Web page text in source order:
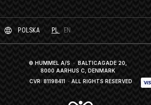
POLSKA PL EN
© HUMMEL A/S · BALTICAGADE 20,
8000 AARHUS C, DENMARK
CVR: 81198411 · ALL RIGHTS RESERVED